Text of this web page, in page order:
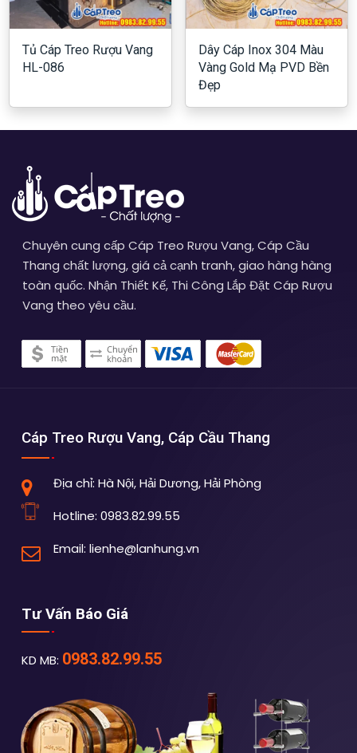
Tủ Cáp Treo Rượu Vang
HL-086
Dây Cáp Inox 304 Màu
Vàng Gold Mạ PVD Bền
Đẹp
Chuyên cung cấp Cáp Treo Rượu Vang, Cáp Cầu
Thang chất lượng, giá cả cạnh tranh, giao hàng hàng
toàn quốc. Nhận Thiết Kế, Thi Công Lắp Đặt Cáp Rượu
Vang theo yêu cầu.
Cáp Treo Rượu Vang, Cáp Cầu Thang
Địa chỉ: Hà Nội, Hải Dương, Hải Phòng
Hotline: 0983.82.99.55
Email: lienhe@lanhung.vn
Tư Vấn Báo Giá
KD MB: 0983.82.99.55